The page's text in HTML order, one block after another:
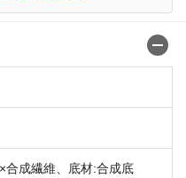
合成繊維、底材:合成底